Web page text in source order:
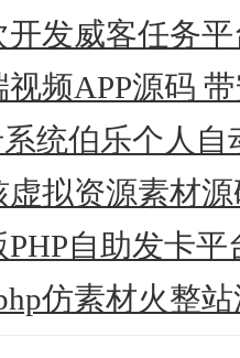
开发威客任务
频APP源码
统伯乐个人
虚拟资源素材
自助发卡
仿素材火整